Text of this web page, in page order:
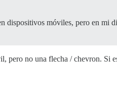
dispositivos móviles, pero en mi
pero no una flecha / chevron. Si